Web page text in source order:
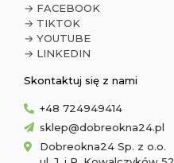
→ FACEBOOK
→ TIKTOK
→ YOUTUBE
→ LINKEDIN
Skontaktuj się z nami
+48 724949414
sklep@dobreokna24.pl
Dobreokna24 Sp. z o.o.